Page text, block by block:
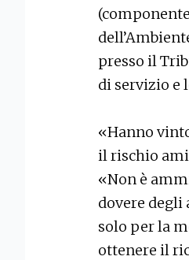
presso il
di servizio e
«Hanno
il rischio
«Non è
dovere degli
solo per la
ottenere il